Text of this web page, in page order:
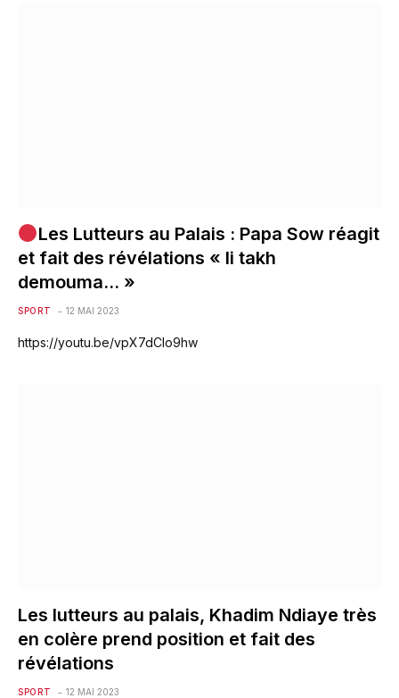
Les Lutteurs au Palais : Papa Sow réagit
et fait des révélations « li takh
demouma… »
SPORT 12 MAI 2023
https://youtu.be/vpX7dCIo9hw
Les lutteurs au palais, Khadim Ndiaye très
en colère prend position et fait des
révélations
SPORT 12 MAI 2023